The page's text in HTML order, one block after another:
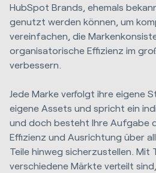
HubSpot Brands, ehemals
genutzt werden können, um
vereinfachen, die
organisatorische Effizienz im
verbessern.
Jede Marke verfolgt ihre eigene
eigene Assets und spricht ein
und doch besteht Ihre Aufgabe
Effizienz und Ausrichtung über
Teile hinweg sicherzustellen. Mit
verschiedene Märkte verteilt